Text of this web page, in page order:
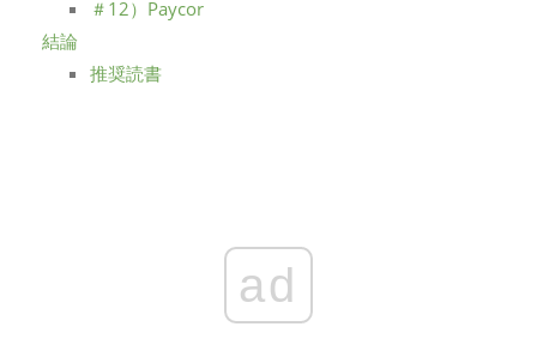
＃12）Paycor
結論
推奨読書
ad